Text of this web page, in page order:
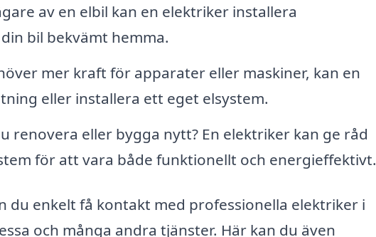
av en elbil kan en elektriker installera
bil bekvämt hemma.
mer kraft för apparater eller maskiner, kan en
eller installera ett eget elsystem.
renovera eller bygga nytt? En elektriker kan ge råd
för att vara både funktionellt och energieffektivt.
du enkelt få kontakt med professionella elektriker i
och många andra tjänster. Här kan du även